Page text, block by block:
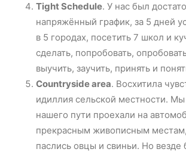
Tight Schedule. У нас был
напряжённый график, за 5 дней
в 5 городах, посетить 7 школ и
сделать, попробовать,
выучить, заучить, принять и
Countryside area. Восхитила
идиллия сельской местности.
нашего пути проехали на
прекрасным живописным
паслись овцы и свиньи. Но везде